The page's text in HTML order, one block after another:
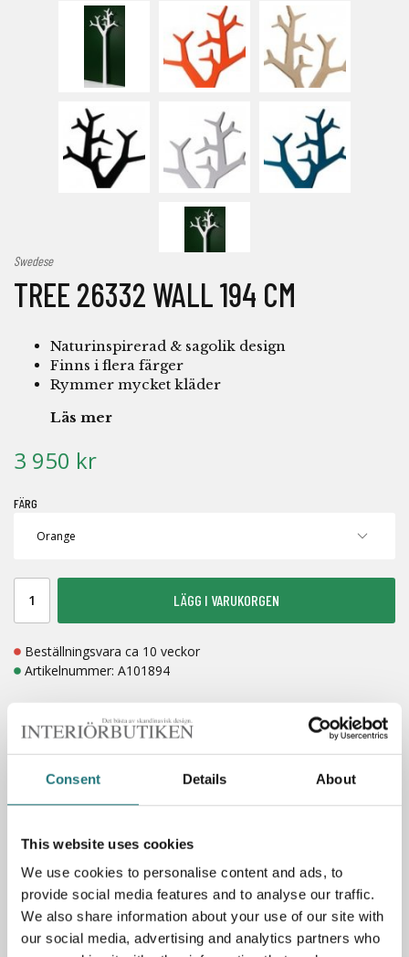
Consent Details About
This website uses cookies
We use cookies to personalise content and ads, to
provide social media features and to analyse our traffic.
We also share information about your use of our site with
our social media, advertising and analytics partners who
Swedese
TREE 26332 WALL 194 CM
Naturinspirerad & sagolik design
Finns i flera färger
Rymmer mycket kläder
Läs mer
3 950 kr
FÄRG
LÄGG I VARUKORGEN
Beställningsvara ca 10 veckor
Artikelnummer: A101894
FRI FRAKT
BETALA MED KLARNA
Spara som favorit